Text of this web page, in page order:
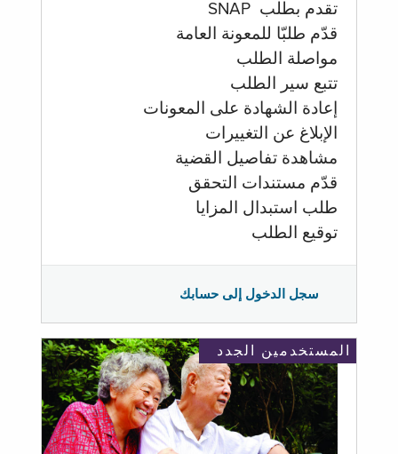
تقدم بطلب SNAP
قدّم طلبّا للمعونة العامة
مواصلة الطلب
تتبع سير الطلب
إعادة الشهادة على المعونات
الإبلاغ عن التغييرات
مشاهدة تفاصيل القضية
قدّم مستندات التحقق
طلب استبدال المزايا
توقيع الطلب
سجل الدخول إلى حسابك
المستخدمين الجدد